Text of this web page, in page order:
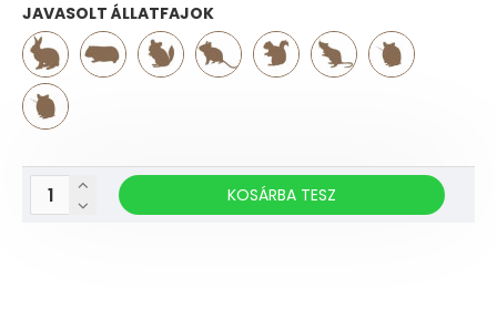
JAVASOLT ÁLLATFAJOK
KOSÁRBA TESZ